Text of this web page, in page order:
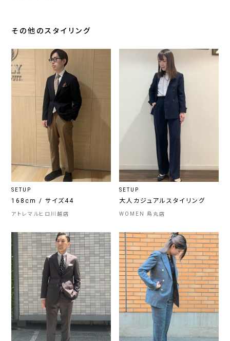
その他のスタイリング
SETUP
168cm / サイズ44
アトレマルヒロ川越店
SETUP
大人カジュアルスタイリング
WOMEN 烏丸店